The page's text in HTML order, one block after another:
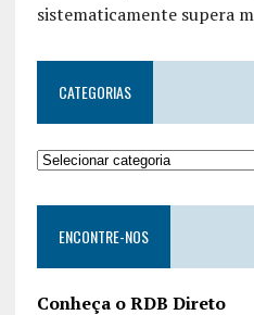
sistematicamente supera
CATEGORIAS
ENCONTRE-NOS
Conheça o RDB Direto